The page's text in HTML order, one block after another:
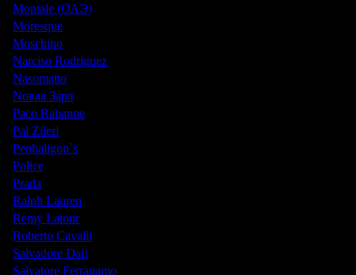
Montale (ОАЭ)
Moresque
Moschino
Narciso Rodriguez
Nasomatto
Nовая Заря
Paco Rabanne
Pal Zileri
Penhaligon`s
Police
Prada
Ralph Lauren
Remy Latour
Roberto Cavalli
Salvadore Dali
Salvatore Ferragamo